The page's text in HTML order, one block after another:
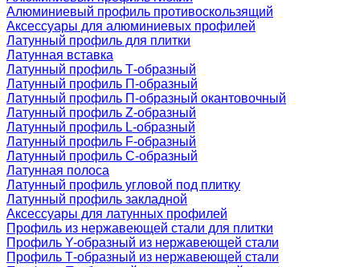
Алюминиевый профиль противоскользящий
Аксессуары для алюминиевых профилей
Латунный профиль для плитки
Латунная вставка
Латунный профиль Т-образный
Латунный профиль П-образный
Латунный профиль П-образный окантовочный
Латунный профиль Z-образный
Латунный профиль L-образный
Латунный профиль F-образный
Латунный профиль C-образный
Латунная полоса
Латунный профиль угловой под плитку
Латунный профиль закладной
Аксессуары для латунных профилей
Профиль из нержавеющей стали для плитки
Профиль Y-образный из нержавеющей стали
Профиль Т-образный из нержавеющей стали